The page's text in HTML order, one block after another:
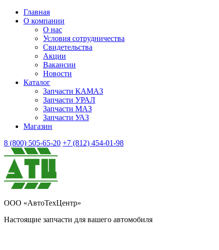
Главная
О компании
О нас
Условия сотрудничества
Свидетельства
Акции
Вакансии
Новости
Каталог
Запчасти КАМАЗ
Запчасти УРАЛ
Запчасти МАЗ
Запчасти УАЗ
Магазин
8 (800) 505-65-20 +7 (812) 454-01-98
ООО «АвтоТехЦентр»
Настоящие запчасти для вашего автомобиля